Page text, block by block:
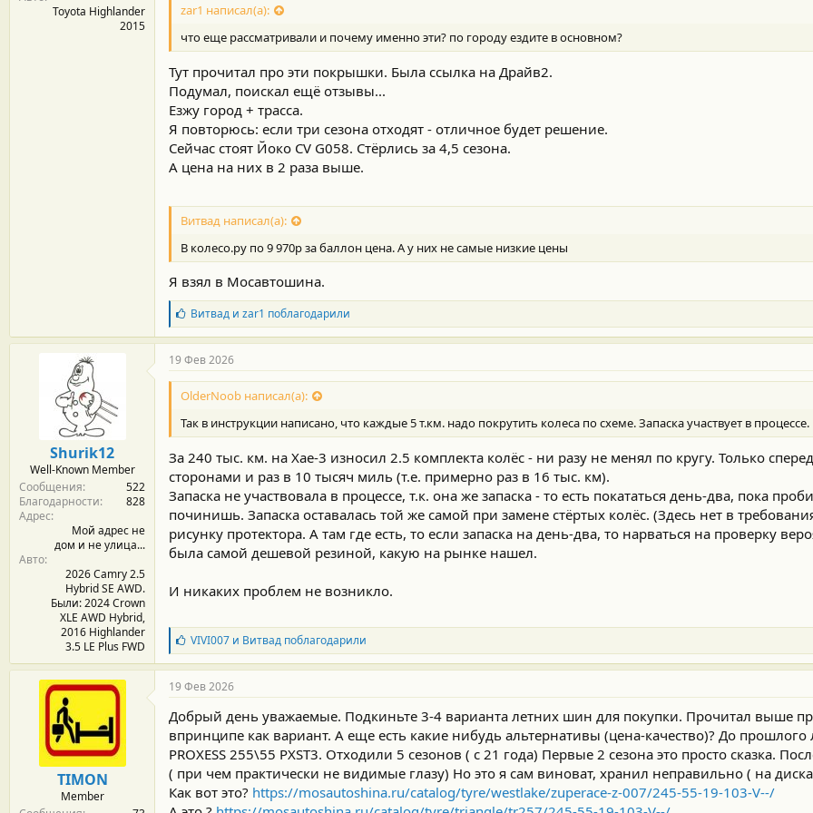
Toyota Highlander
2015
zar1 написал(а):
что еще рассматривали и почему именно эти? по городу ездите в основном?
Тут прочитал про эти покрышки. Была ссылка на Драйв2.
Подумал, поискал ещё отзывы...
Езжу город + трасса.
Я повторюсь: если три сезона отходят - отличное будет решение.
Сейчас стоят Йоко CV G058. Стёрлись за 4,5 сезона.
А цена на них в 2 раза выше.
Витвад написал(а):
В колесо.ру по 9 970р за баллон цена. А у них не самые низкие цены
Я взял в Мосавтошина.
Б
л
а
г
о
д
а
н
с
т
и
:
Витвади zar1 поблагодарили
Shurik12
Well-Known Member
Сообщения
522
Благодарности
828
Адрес
Мой адрес не
дом и не улица...
Авто
2026 Camry 2.5
Hybrid SE AWD.
Были: 2024 Crown
XLE AWD Hybrid,
2016 Highlander
3.5 LE Plus FWD
19 Фев 2026
OlderNoob написал(а):
Так в инструкции написано, что каждые 5 т.км. надо покрутить колеса по схеме. Запаска участвует в процессе.
За 240 тыс. км. на Хае-3 износил 2.5 комплекта колёс - ни разу не менял по кругу. Только
сторонами и раз в 10 тысяч миль (т.е. примерно раз в 16 тыс. км).
Запаска не участвовала в процессе, т.к. она же запаска - то есть покататься день-два, пока
починишь. Запаска оставалась той же самой при замене стёртых колёс. (Здесь нет в
рисунку протектора. А там где есть, то если запаска на день-два, то нарваться на проверку
была самой дешевой резиной, какую на рынке нашел.
И никаких проблем не возникло.
Б
л
а
г
о
д
а
р
н
о
т
VIVI007и Витвадпоблагодарили
TIMON
Member
19 Фев 2026
Добрый день уважаемые. Подкиньте 3-4 варианта летних шин для покупки. Прочитал выше
впринципе как вариант. А еще есть какие нибудь альтернативы (цена-качество)? До прошлого
PROXESS 255\55 PXST3. Отходили 5 сезонов ( с 21 года) Первые 2 сезона это просто сказка.
( при чем практически не видимые глазу) Но это я сам виноват, хранил неправильно ( на
Как вот это? https://mosautoshina.ru/catalog/tyre/westlake/zuperace-z-007/245-55-19-103-V--/